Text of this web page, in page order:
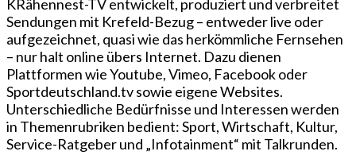
KRähennest-TV entwickelt, produziert und verbreitet
Sendungen mit Krefeld-Bezug – entweder live oder
aufgezeichnet, quasi wie das herkömmliche Fernsehen
– nur halt online übers Internet. Dazu dienen
Plattformen wie Youtube, Vimeo, Facebook oder
Sportdeutschland.tv sowie eigene Websites.
Unterschiedliche Bedürfnisse und Interessen werden
in Themenrubriken bedient: Sport, Wirtschaft, Kultur,
Service-Ratgeber und „Infotainment“ mit Talkrunden.